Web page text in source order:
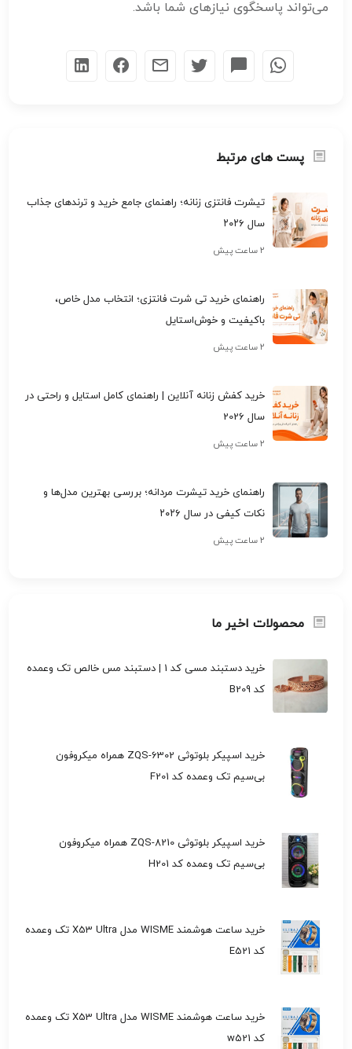
می‌تواند پاسخگوی نیازهای شما باشد.
پست های مرتبط
تیشرت فانتزی زنانه؛ راهنمای جامع خرید و ترندهای جذاب
سال ۲۰۲۶
۲ ساعت پیش
راهنمای خرید تی شرت فانتزی؛ انتخاب مدل خاص،
باکیفیت و خوش‌استایل
۲ ساعت پیش
خرید کفش زنانه آنلاین | راهنمای کامل استایل و راحتی در
سال 2026
۲ ساعت پیش
راهنمای خرید تیشرت مردانه؛ بررسی بهترین مدل‌ها و
نکات کیفی در سال ۲۰۲۶
۲ ساعت پیش
محصولات اخیر ما
خرید دستبند مسی کد 1 | دستبند مس خالص تک وعمده
کد B209
خرید اسپیکر بلوتوثی ZQS-6302 همراه میکروفون
بی‌سیم تک وعمده کد F201
خرید اسپیکر بلوتوثی ZQS-8210 همراه میکروفون
بی‌سیم تک وعمده کد H201
خرید ساعت هوشمند WISME مدل X53 Ultra تک وعمده
کد E521
خرید ساعت هوشمند WISME مدل X53 Ultra تک وعمده
کد w521